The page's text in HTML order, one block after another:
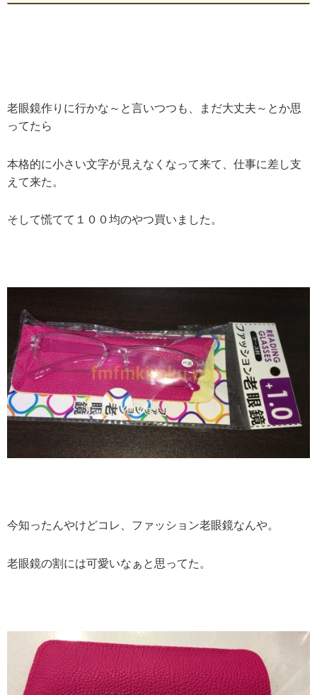
老眼鏡作りに行かな～と言いつつも、まだ大丈夫～とか思
ってたら
本格的に小さい文字が見えなくなって来て、仕事に差し支
えて来た。
そして慌てて１００均のやつ買いました。
今知ったんやけどコレ、ファッション老眼鏡なんや。
老眼鏡の割には可愛いなぁと思ってた。